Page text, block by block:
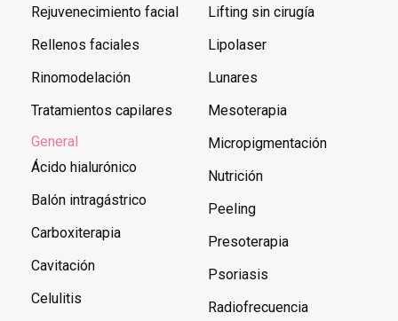
Rejuvenecimiento facial
Rellenos faciales
Rinomodelación
Tratamientos capilares
General
Ácido hialurónico
Balón intragástrico
Carboxiterapia
Cavitación
Celulitis
Lifting sin cirugía
Lipolaser
Lunares
Mesoterapia
Micropigmentación
Nutrición
Peeling
Presoterapia
Psoriasis
Radiofrecuencia